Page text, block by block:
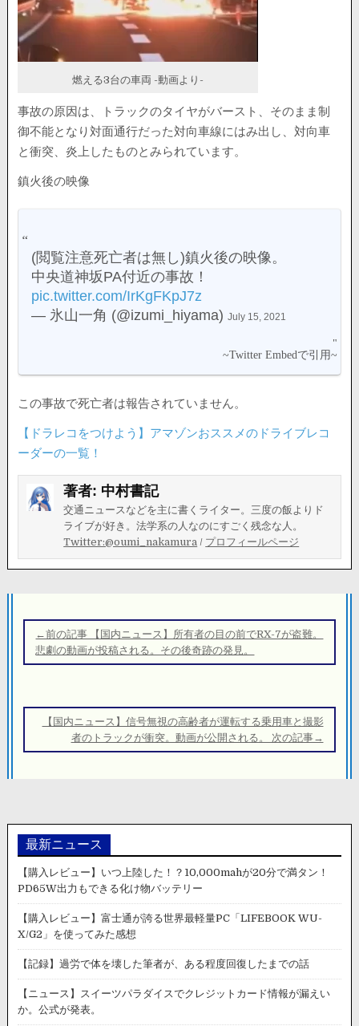
燃える3台の車両 -動画より-
事故の原因は、トラックのタイヤがバースト、そのまま制
御不能となり対面通行だった対向車線にはみ出し、対向車
と衝突、炎上したものとみられています。
鎮火後の映像
(閲覧注意死亡者は無し)鎮火後の映像。
中央道神坂PA付近の事故！
pic.twitter.com/IrKgFKpJ7z
— 氷山一角 (@izumi_hiyama)July 15, 2021
この事故で死亡者は報告されていません。
【ドラレコをつけよう】アマゾンおススメのドライブレコ
ーダーの一覧！
著者: 中村書記
交通ニュースなどを主に書くライター。三度の飯よりド
ライブが好き。法学系の人なのにすごく残念な人。
Twitter:@oumi_nakamura / プロフィールページ
稿
ナ
ー
←前の記事 【国内ニュース】所有者の目の前でRX-7が盗難。
悲劇の動画が投稿される。その後奇跡の発見。
【国内ニュース】信号無視の高齢者が運転する乗用車と撮影
者のトラックが衝突。動画が公開される。 次の記事→
最新ニュース
【購入レビュー】いつ上陸した！？10,000mahが20分で満タン！
PD65W出力もできる化け物バッテリー
【購入レビュー】富士通が誇る世界最軽量PC「LIFEBOOK WU-
X/G2」を使ってみた感想
【記録】過労で体を壊した筆者が、ある程度回復したまでの話
【ニュース】スイーツパラダイスでクレジットカード情報が漏えい
か。公式が発表。